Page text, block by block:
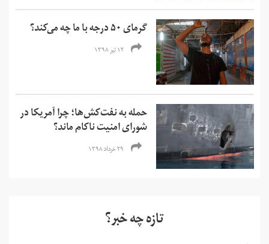
گرمای ۵۰ درجه با ما چه می‌کند؟
۱۲ تیر ۱۳۹۸
حمله به نفت‌کش‌ها؛ چرا آمریکا در
شورای امنیت ناکام ماند؟
۲۹ خرداد ۱۳۹۸
تازه چه خبر؟